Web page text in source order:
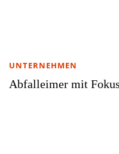
Abfalleimer mit
UNTERNEHMEN